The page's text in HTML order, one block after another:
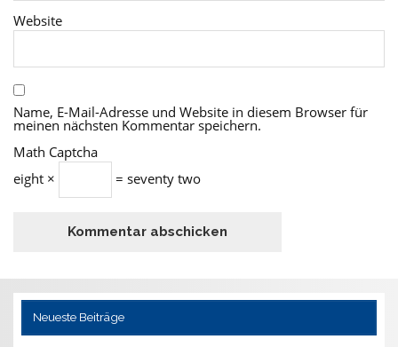
Website
Name, E-Mail-Adresse und Website in diesem Browser für
meinen nächsten Kommentar speichern.
Math Captcha
eight ×
= seventy two
Neueste Beiträge